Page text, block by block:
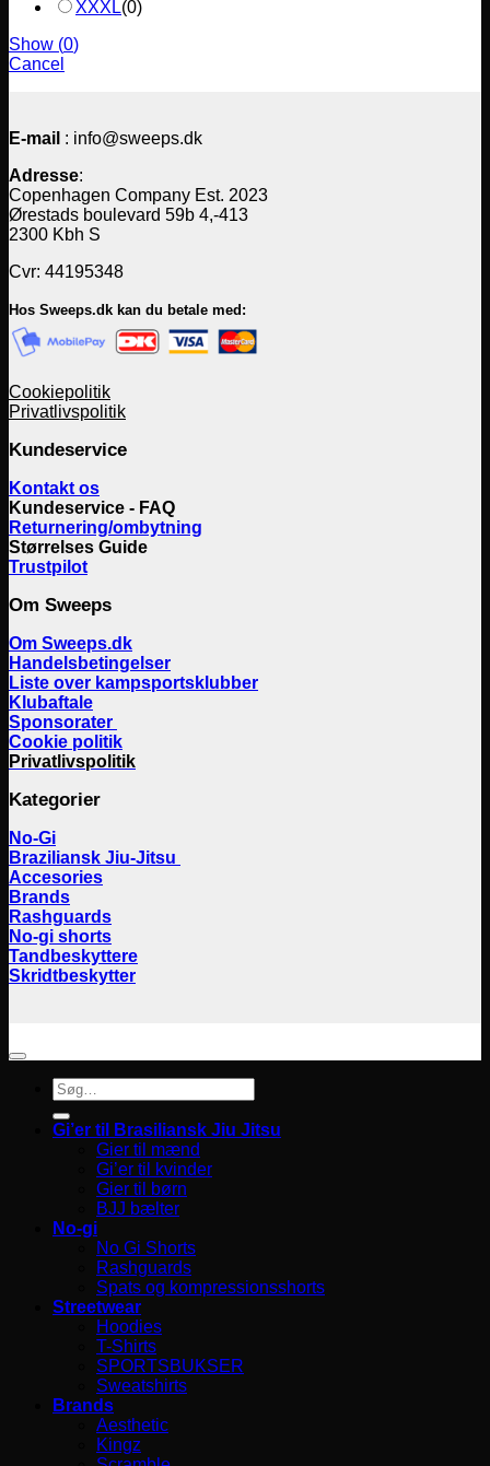
XXXL(0)
Show (0)
Cancel
E-mail : info@sweeps.dk
Adresse:
Copenhagen Company Est. 2023
Ørestads boulevard 59b 4,-413
2300 Kbh S
Cvr: 44195348
Hos Sweeps.dk kan du betale med:
Cookiepolitik
Privatlivspolitik
Kundeservice
Kontakt os
Kundeservice - FAQ
Returnering/ombytning
Størrelses Guide
Trustpilot
Om Sweeps
Om Sweeps.dk
Handelsbetingelser
Liste over kampsportsklubber
Klubaftale
Sponsorater
Cookie politik
Privatlivspolitik
Kategorier
No-Gi
Braziliansk Jiu-Jitsu
Accesories
Brands
Rashguards
No-gi shorts
Tandbeskyttere
Skridtbeskytter
Søg
efter:
Gi’er til Brasiliansk Jiu Jitsu
Gier til mænd
Gi’er til kvinder
Gier til børn
BJJ bælter
No-gi
No Gi Shorts
Rashguards
Spats og kompressionsshorts
Streetwear
Hoodies
T-Shirts
SPORTSBUKSER
Sweatshirts
Brands
Aesthetic
Kingz